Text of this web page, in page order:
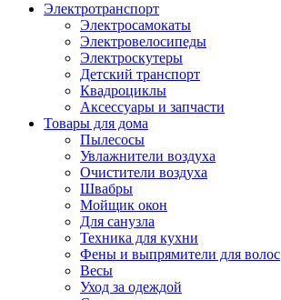
Электротранспорт
Электросамокаты
Электровелосипеды
Электроскутеры
Детский транспорт
Квадроциклы
Аксессуары и запчасти
Товары для дома
Пылесосы
Увлажнители воздуха
Очистители воздуха
Швабры
Мойщик окон
Для санузла
Техника для кухни
Фены и выпрямители для волос
Весы
Уход за одеждой